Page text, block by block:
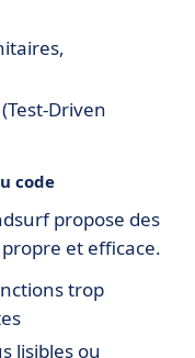
Driven
code
propose des
et efficace.
trop
lisibles ou